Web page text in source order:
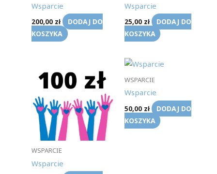
Wsparcie
200,00 zł
DODAJ DO
KOSZYKA
Wsparcie
25,00 zł
DODAJ DO
KOSZYKA
WSPARCIE
Wsparcie
WSPARCIE
Wsparcie
50,00 zł
DODAJ DO
KOSZYKA